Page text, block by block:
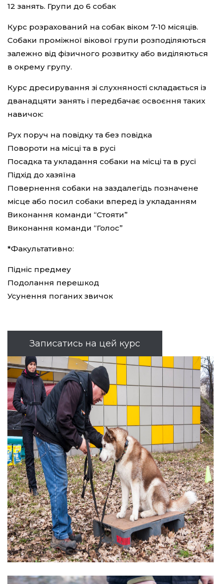
12 занять. Групи до 6 собак
Курс розрахований на собак віком 7-10 місяців.
Собаки проміжної вікової групи розподіляються
залежно від фізичного розвитку або виділяються
в окрему групу.
Курс дресирування зі слухняності складається із
дванадцяти занять і передбачає освоєння таких
навичок:
Рух поруч на повідку та без повідка
Повороти на місці та в русі
Посадка та укладання собаки на місці та в русі
Підхід до хазяїна
Повернення собаки на заздалегідь позначене
місце або посил собаки вперед із укладанням
Виконання команди “Стояти”
Виконання команди “Голос”
*Факультативно:
Підніс предмеу
Подолання перешкод
Усунення поганих звичок
Записатись на цей курс